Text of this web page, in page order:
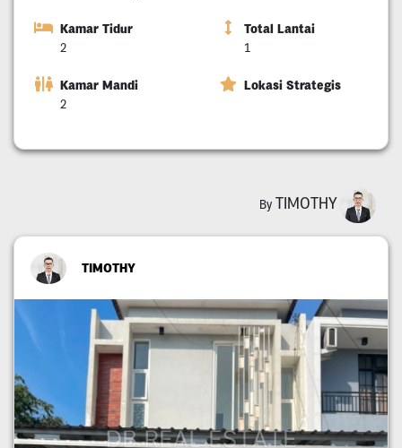
Kamar Tidur
2
Total Lantai
1
Kamar Mandi
2
Lokasi Strategis
By TIMOTHY
TIMOTHY